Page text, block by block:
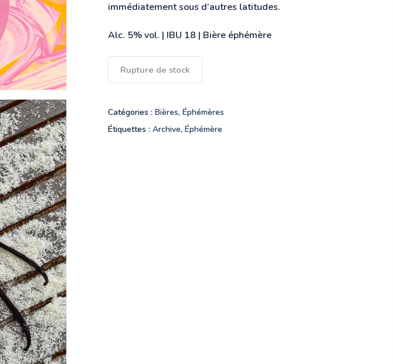
immédiatement sous d’autres latitudes.
Alc. 5% vol. | IBU 18 | Bière éphémère
Rupture de stock
Catégories :Bières,Éphémères
Étiquettes :Archive,Éphémère